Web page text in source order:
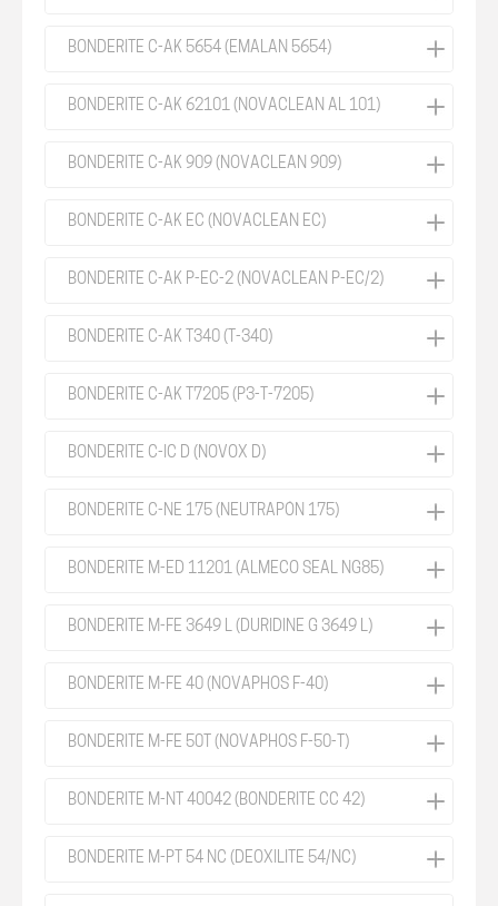
BONDERITE C-AK 5654 (EMALAN 5654)
BONDERITE C-AK 62101 (NOVACLEAN AL 101)
BONDERITE C-AK 909 (NOVACLEAN 909)
BONDERITE C-AK EC (NOVACLEAN EC)
BONDERITE C-AK P-EC-2 (NOVACLEAN P-EC/2)
BONDERITE C-AK T340 (T-340)
BONDERITE C-AK T7205 (P3-T-7205)
BONDERITE C-IC D (NOVOX D)
BONDERITE C-NE 175 (NEUTRAPÓN 175)
BONDERITE M-ED 11201 (ALMECO SEAL NG85)
BONDERITE M-FE 3649 L (DURIDINE G 3649 L)
BONDERITE M-FE 40 (NOVAPHOS F-40)
BONDERITE M-FE 50T (NOVAPHOS F-50-T)
BONDERITE M-NT 40042 (BONDERITE CC 42)
BONDERITE M-PT 54 NC (DEOXILITE 54/NC)